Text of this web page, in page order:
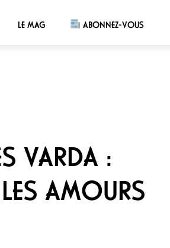
LE MAG ABONNEZ-VOUS
VARDA :
AMOURS